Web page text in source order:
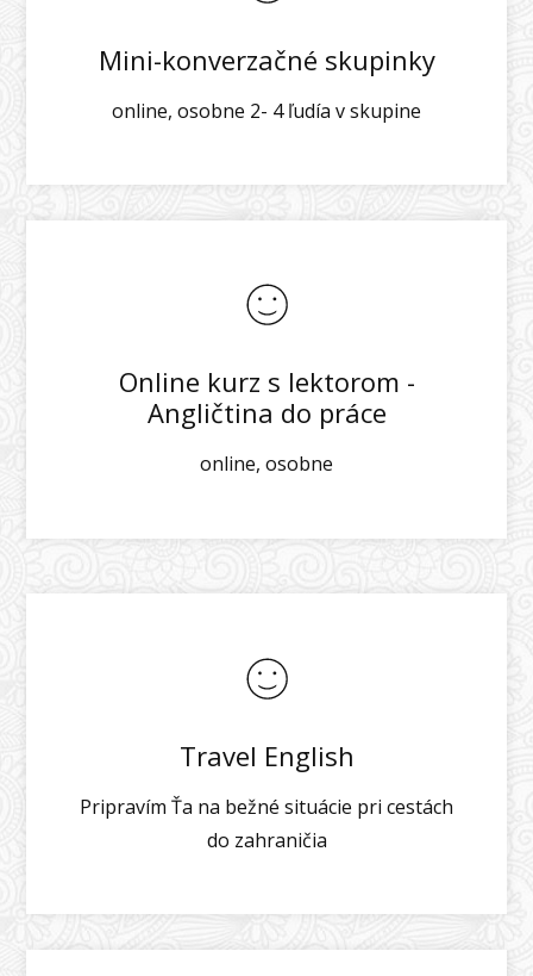
Mini-konverzačné skupinky
online, osobne 2- 4 ľudía v skupine
Online kurz s lektorom -
Angličtina do práce
online, osobne
Travel English
Pripravím Ťa na bežné situácie pri cestách
do zahraničia